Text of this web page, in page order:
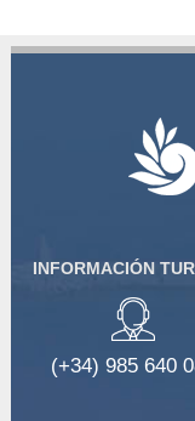
INFORMACIÓN
(+34) 985 640